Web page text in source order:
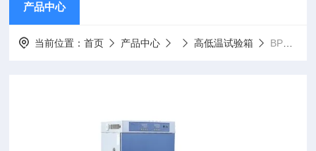
产品中心
当前位置：首页 产品中心 高低温试验箱 BPHS-250A优质高低温交变湿热试验箱BPHS-250A*，售后有保障